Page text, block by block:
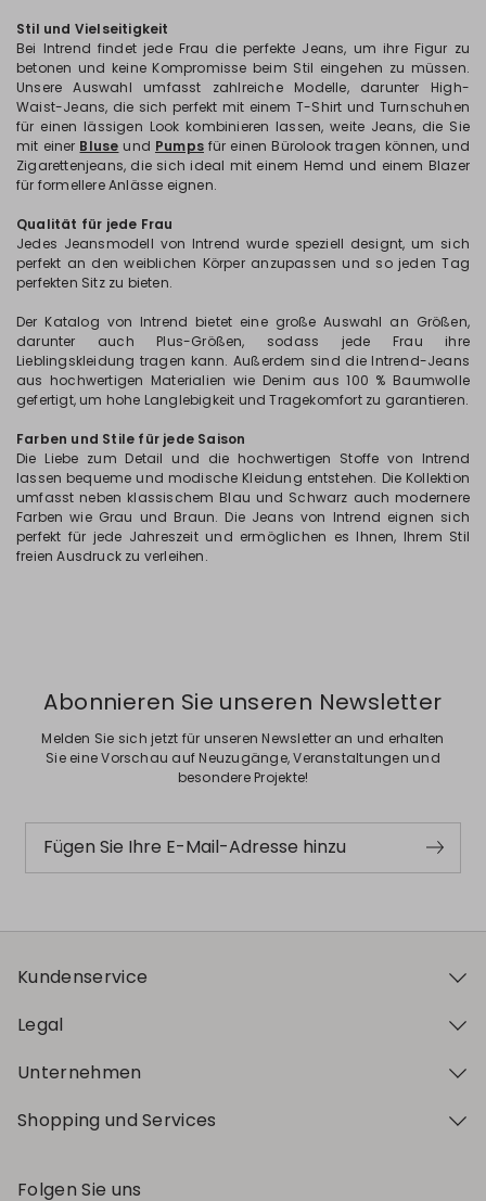
Stil und Vielseitigkeit
Bei Intrend findet jede Frau die perfekte Jeans, um ihre Figur zu
betonen und keine Kompromisse beim Stil eingehen zu müssen.
Unsere Auswahl umfasst zahlreiche Modelle, darunter High-
Waist-Jeans, die sich perfekt mit einem T-Shirt und Turnschuhen
für einen lässigen Look kombinieren lassen, weite Jeans, die Sie
mit einer Bluse und Pumpsfür einen Bürolook tragen können, und
Zigarettenjeans, die sich ideal mit einem Hemd und einem Blazer
für formellere Anlässe eignen.
Qualität für jede Frau
Jedes Jeansmodell von Intrend wurde speziell designt, um sich
perfekt an den weiblichen Körper anzupassen und so jeden Tag
perfekten Sitz zu bieten.
Der Katalog von Intrend bietet eine große Auswahl an Größen,
darunter auch Plus-Größen, sodass jede Frau ihre
Lieblingskleidung tragen kann. Außerdem sind die Intrend-Jeans
aus hochwertigen Materialien wie Denim aus 100 % Baumwolle
gefertigt, um hohe Langlebigkeit und Tragekomfort zu garantieren.
Farben und Stile für jede Saison
Die Liebe zum Detail und die hochwertigen Stoffe von Intrend
lassen bequeme und modische Kleidung entstehen. Die Kollektion
umfasst neben klassischem Blau und Schwarz auch modernere
Farben wie Grau und Braun. Die Jeans von Intrend eignen sich
perfekt für jede Jahreszeit und ermöglichen es Ihnen, Ihrem Stil
freien Ausdruck zu verleihen.
Abonnieren Sie unseren Newsletter
Melden Sie sich jetzt für unseren Newsletter an und erhalten
Sie eine Vorschau auf Neuzugänge, Veranstaltungen und
besondere Projekte!
Fügen Sie Ihre E-Mail-Adresse hinzu
Kundenservice
Legal
Unternehmen
Shopping und Services
Folgen Sie uns